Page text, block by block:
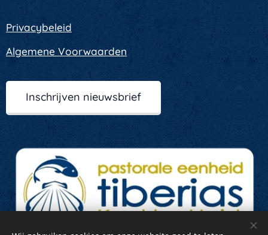
Privacybeleid
Algemene Voorwaarden
Inschrijven nieuwsbrief